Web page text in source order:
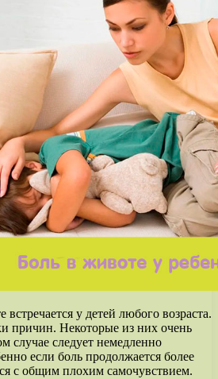
у детей любого возраста.
причин. Некоторые из них очень
случае следует немедленно
если боль продолжается более
с общим плохим самочувствием.